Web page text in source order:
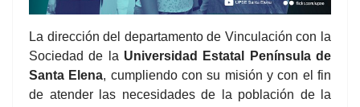
La dirección del departamento de Vinculación con la
Sociedad de la Universidad Estatal Península de
Santa Elena, cumpliendo con su misión y con el fin
de atender las necesidades de la población de la